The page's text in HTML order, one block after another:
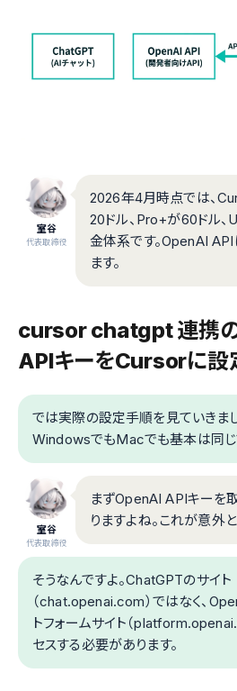
室谷
代表取締役
2026年4月時点では、
20ドル、Pro+が60ドル
金体系です。OpenAI
ます。
cursor chatgpt 連携
APIキーをCursorに設
では実際の設定手順を見ていきまし
WindowsでもMacでも基本は同じ
室谷
代表取締役
まずOpenAI APIキーを
りますよね。これが意外
そうなんですよ。ChatGPTのサイト
（chat.openai.com）ではなく、
トフォームサイト（
セスする必要があります。